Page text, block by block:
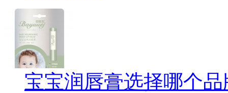
宝宝润唇膏选择哪个